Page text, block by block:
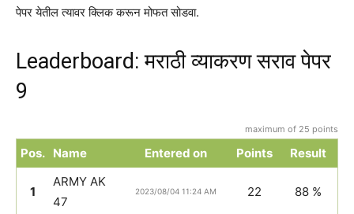
पेपर येतील त्यावर क्लिक करून मोफत सोडवा.
Leaderboard: मराठी व्याकरण सराव पेपर
9
maximum of 25 points
Pos. Name Entered on Points Result
1
ARMY AK
47
2023/08/04 11:24 AM 22 88 %